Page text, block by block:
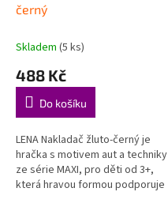
černý
Skladem (5 ks)
488 Kč
Do košíku
LENA Nakladač žluto-černý je
hračka s motivem aut a techniky
ze série MAXI, pro děti od 3+,
která hravou formou podporuje